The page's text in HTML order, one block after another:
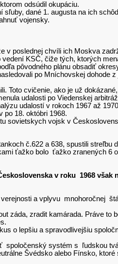
odsúdil okupáciu.
dané 1. augusta na ich
vojensky.
poslednej chvíli ich Moskva
KSČ, čiže tých, ktorých
pôvodného plánu obsadiť
po Mníchovskej dohode z
cvičenie, ako je už
udalosti po Viedenskej
udalostí v rokoch 1967 až
po 18. októbri 1968.
sovietskych vojsk v
č.622 a 638, spustili streľbu
ťažko bolo ťažko zranených 6
v roku 1968 však
a vplyvu mnohoročnej
záda, zradit kamárada. Práve to
o lepšiu a spravodlivejšiu
systém s ľudskou
Švédsko alebo Fínsko,